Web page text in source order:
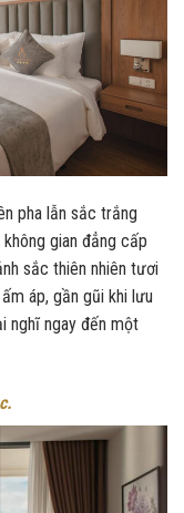
pha lẫn sắc trắng
gian đẳng cấp
sắc thiên nhiên tươi
áp, gần gũi khi lưu
nghĩ ngay đến một